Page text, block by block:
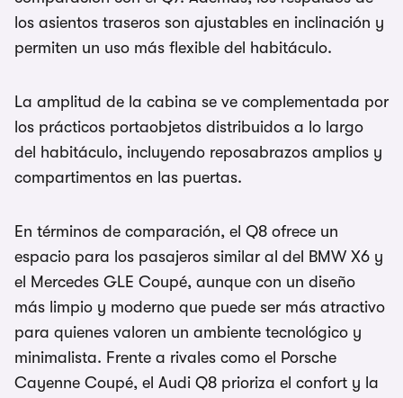
los asientos traseros son ajustables en inclinación y
permiten un uso más flexible del habitáculo.
La amplitud de la cabina se ve complementada por
los prácticos portaobjetos distribuidos a lo largo
del habitáculo, incluyendo reposabrazos amplios y
compartimentos en las puertas.
En términos de comparación, el Q8 ofrece un
espacio para los pasajeros similar al del BMW X6 y
el Mercedes GLE Coupé, aunque con un diseño
más limpio y moderno que puede ser más atractivo
para quienes valoren un ambiente tecnológico y
minimalista. Frente a rivales como el Porsche
Cayenne Coupé, el Audi Q8 prioriza el confort y la